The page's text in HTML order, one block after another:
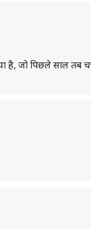
है, जो पिछले साल तब